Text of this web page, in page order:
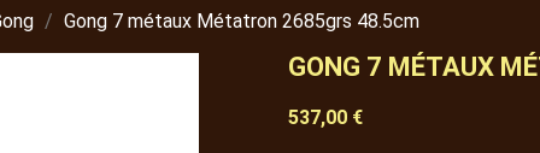
Gong 7 métaux Métatron 2685grs 48.5cm
GONG 7 MÉTAUX
537,00 €